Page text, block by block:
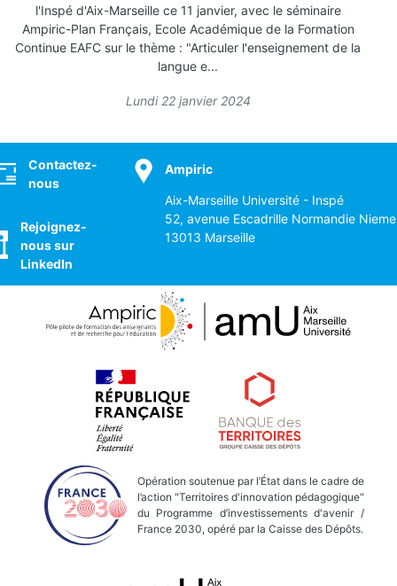
l'Inspé d'Aix-Marseille ce 11 janvier, avec le séminaire
Ampiric-Plan Français, Ecole Académique de la Formation
Continue EAFC sur le thème : "Articuler l'enseignement de la
langue e...
Lundi 22 janvier 2024
Contactez-
nous
Rejoignez-
nous sur
LinkedIn
Ampiric
Aix-Marseille Université - Inspé
52, avenue Escadrille Normandie
13013 Marseille
Opération soutenue par l’État dans le cadre de
l’action "Territoires d'innovation pédagogique"
du Programme d’investissements d'avenir /
France 2030, opéré par la Caisse des Dépôts.